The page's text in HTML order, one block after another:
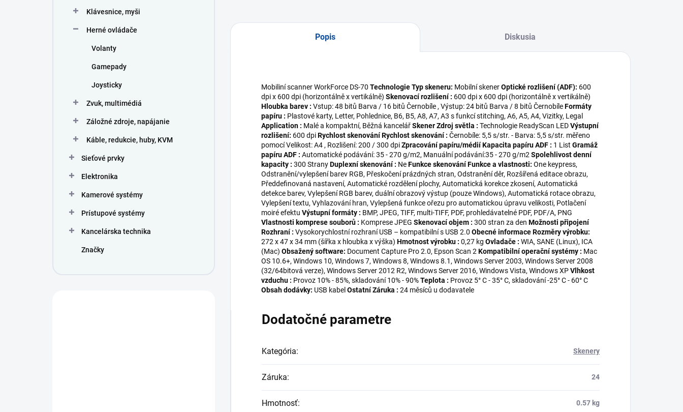
Klávesnice, myši
Herné ovládače
Volanty
Gamepady
Joysticky
Zvuk, multimédiá
Záložné zdroje, napájanie
Káble, redukcie, huby, KVM
Sieťové prvky
Elektronika
Kamerové systémy
Prístupové systémy
Kancelárska technika
Značky
Popis Diskusia
Mobiliní scanner WorkForce DS-70 TechnologieTyp skeneru: Mobilní skenerOptické rozlišení (ADF): 600
dpi x 600 dpi (horizontálně x vertikálně) Skenovací rozlišení : 600 dpi x 600 dpi (horizontálně x vertikálně)
Hloubka barev : Vstup: 48 bitů Barva / 16 bitů Černobíle , Výstup: 24 bitů Barva / 8 bitů ČernobíleFormáty
papíru : Plastové karty, Letter, Pohlednice, B6, B5, A8, A7, A3 s funkcí stitching, A6, A5, A4, Vizitky, Legal
Application : Malé a kompaktní, Běžná kancelářSkenerZdroj světla : Technologie ReadyScan LEDVýstupní
rozlišení: 600 dpiRychlost skenováníRychlost skenování : Černobíle: 5,5 s/str. - Barva: 5,5 s/str. měřeno
pomocí Velikost: A4 , Rozlišení: 200 / 300 dpiZpracování papíru/médiíKapacita papíru ADF : 1 List Gramáž
papíru ADF : Automatické podávání: 35 - 270 g/m2, Manuální podávání:35 - 270 g/m2 Spolehlivost denní
kapacity : 300 StranyDuplexní skenování : NeFunkce skenováníFunkce a vlastnosti: One keypress,
Odstranění/vylepšení barev RGB, Přeskočení prázdných stran, Odstranění děr, Rozšířená editace obrazu,
Předdefinovaná nastavení, Automatické rozdělení plochy, Automatická korekce zkosení, Automatická
detekce barev, Vylepšení RGB barev, duální obrazový výstup (pouze Windows), Automatická rotace obrazu,
Vylepšení textu, Vyhlazování hran, Vylepšená funkce ořezu pro automatickou úpravu velikosti, Potlačení
moiré efektu Výstupní formáty : BMP, JPEG, TIFF, multi-TIFF, PDF, prohledávatelné PDF, PDF/A, PNG
Vlastnosti komprese souborů : Komprese JPEG Skenovací objem : 300 stran za den Možnosti připojení
Rozhraní : Vysokorychlostní rozhraní USB – kompatibilní s USB 2.0 Obecné informaceRozměry výrobku:
272 x 47 x 34 mm (šířka x hloubka x výška) Hmotnost výrobku : 0,27 kg Ovladače : WIA, SANE (Linux), ICA
(Mac) Obsažený software: Document Capture Pro 2.0, Epson Scan 2 Kompatibilní operační systémy : Mac
OS 10.6+, Windows 10, Windows 7, Windows 8, Windows 8.1, Windows Server 2003, Windows Server 2008
(32/64bitová verze), Windows Server 2012 R2, Windows Server 2016, Windows Vista, Windows XPVlhkost
vzduchu : Provoz 10% - 85%, skladování 10% - 90%Teplota : Provoz 5° C - 35° C, skladování -25° C - 60° C
Obsah dodávky: USB kabel OstatníZáruka : 24 měsíců u dodavatele
Dodatočné parametre
Kategória: Skenery
Záruka: 24
Hmotnosť: 0.57 kg